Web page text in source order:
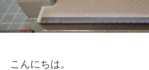
こんにちは。